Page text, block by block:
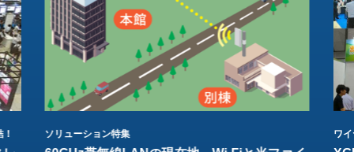
ソリューション特集 ワ